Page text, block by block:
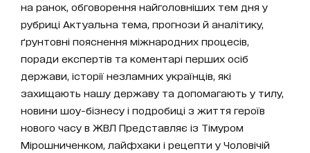
на ранок, обговорення найголовніших тем дня у
рубриці Актуальна тема, прогнози й аналітику,
ґрунтовні пояснення міжнародних процесів,
поради експертів та коментарі перших осіб
держави, історії незламних українців, які
захищають нашу державу та допомагають у тилу,
новини шоу-бізнесу і подробиці з життя героїв
нового часу в ЖВЛ Представляє із Тімуром
Мірошниченком, лайфхаки і рецепти у Чоловічій